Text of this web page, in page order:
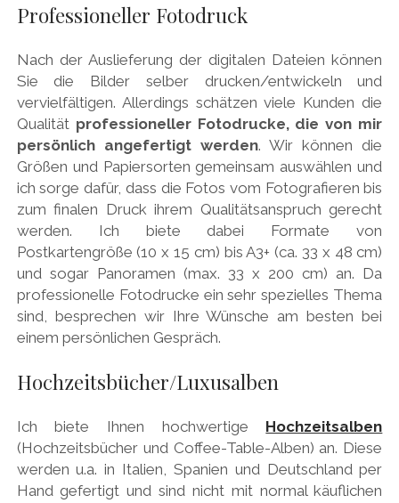
Professioneller Fotodruck
Nach der Auslieferung der digitalen Dateien können
Sie die Bilder selber drucken/entwickeln und
vervielfältigen. Allerdings schätzen viele Kunden die
Qualität professioneller Fotodrucke, die von mir
persönlich angefertigt werden. Wir können die
Größen und Papiersorten gemeinsam auswählen und
ich sorge dafür, dass die Fotos vom Fotografieren bis
zum finalen Druck ihrem Qualitätsanspruch gerecht
werden. Ich biete dabei Formate von
Postkartengröße (10 x 15 cm) bis A3+ (ca. 33 x 48 cm)
und sogar Panoramen (max. 33 x 200 cm) an. Da
professionelle Fotodrucke ein sehr spezielles Thema
sind, besprechen wir Ihre Wünsche am besten bei
einem persönlichen Gespräch.
Hochzeitsbücher/Luxusalben
Ich biete Ihnen hochwertige Hochzeitsalben
(Hochzeitsbücher und Coffee-Table-Alben) an. Diese
werden u.a. in Italien, Spanien und Deutschland per
Hand gefertigt und sind nicht mit normal käuflichen